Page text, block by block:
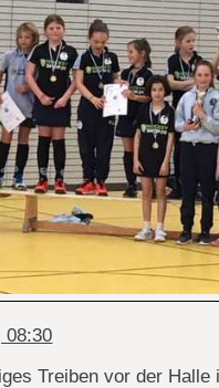
08:30
Treiben vor der